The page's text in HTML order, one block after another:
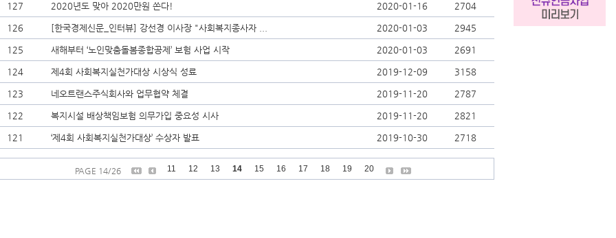
127 2020년도 맞아 2020만원 쏜다! 2020-01-16 2704
126 [한국경제신문_인터뷰] 강선경 이사장 "사회복지종사자 ... 2020-01-03 2945
125 새해부터 ‘노인맞춤돌봄종합공제’ 보험 사업 시작 2020-01-03 2691
124 제4회 사회복지실천가대상 시상식 성료 2019-12-09 3158
123 네오트랜스주식회사와 업무협약 체결 2019-11-20 2787
122 복지시설 배상책임보험 의무가입 중요성 시사 2019-11-20 2821
121 ‘제4회 사회복지실천가대상’ 수상자 발표 2019-10-30 2718
PAGE 14/26 11 12 13 14 15 16 17 18 19 20